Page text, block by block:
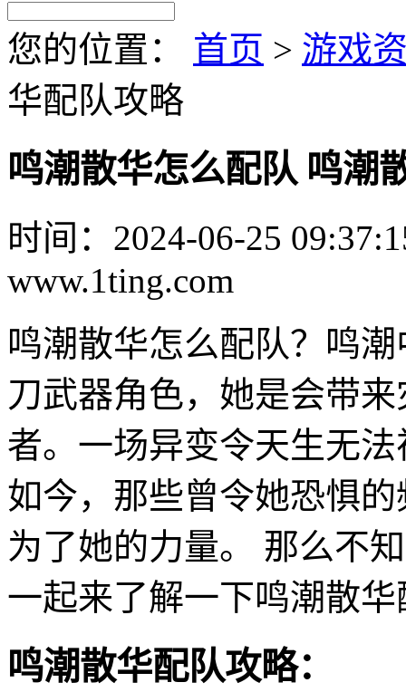
您的位置： 首页 > 游戏
华配队攻略
鸣潮散华怎么配队 鸣潮
时间：2024-06-25
www.1ting.com
鸣潮散华怎么配队？鸣
刀武器角色，她是会带
者。一场异变令天生无
如今，那些曾令她恐惧
为了她的力量。 那么不
一起来了解一下鸣潮散
鸣潮散华配队攻略：